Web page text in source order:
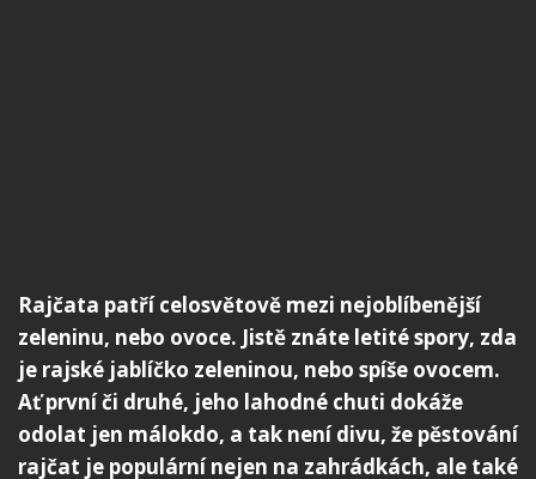
Rajčata patří celosvětově mezi nejoblíbenější
zeleninu, nebo ovoce. Jistě znáte letité spory, zda
je rajské jablíčko zeleninou, nebo spíše ovocem.
Ať první či druhé, jeho lahodné chuti dokáže
odolat jen málokdo, a tak není divu, že pěstování
rajčat je populární nejen na zahrádkách, ale také